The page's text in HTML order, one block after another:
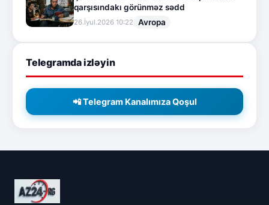
qarşısındakı görünməz sədd
26.İyul.2026 10:22 Avropa
Telegramda izləyin
📲 Telegram Kanalımıza Qoşul